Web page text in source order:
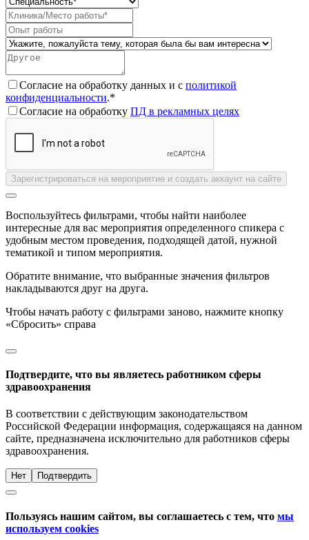
Согласие на обработку данных и с политикой
конфиденциальности.*
Согласие на обработку ПД в рекламных целях
Зарегистрироваться на мероприятие и создать аккаунт на сайте
Воспользуйтесь фильтрами, чтобы найти наиболее
интересные для вас мероприятия определенного спикера с
удобным местом проведения, подходящей датой, нужной
тематикой и типом мероприятия.
Обратите внимание, что выбранные значения фильтров
накладываются друг на друга.
Чтобы начать работу с фильтрами заново, нажмите кнопку
«Сбросить» справа
Подтвердите, что вы являетесь работником сферы
здравоохранения
В соответствии с действующим законодательством
Российской Федерации информация, содержащаяся на данном
сайте, предназначена исключительно для работников сферы
здравоохранения.
Нет Подтвердить
Пользуясь нашим сайтом, вы соглашаетесь с тем, что мы
используем cookies